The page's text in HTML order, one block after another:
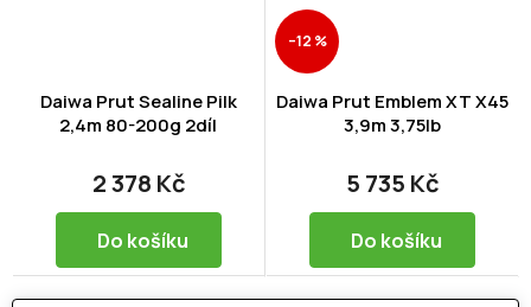
Daiwa Prut Sealine Pilk
2,4m 80-200g 2díl
2 378 Kč
Do košíku
–12 %
Daiwa Prut Emblem XT X45
3,9m 3,75lb
5 735 Kč
Do košíku